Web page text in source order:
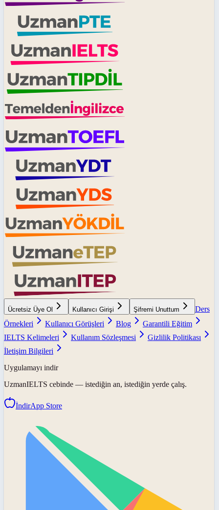
Ücretsiz Üye Ol Kullanıcı Girişi Şifremi Unuttum
Ders
Örnekleri
Kullanıcı Görüşleri Blog
Garantili Eğitim
IELTS Kelimeleri
Kullanım Sözleşmesi
Gizlilik Politikası
İletişim Bilgileri
Uygulamayı indir
UzmanIELTS cebinde — istediğin an, istediğin yerde çalış.
İndirApp Store